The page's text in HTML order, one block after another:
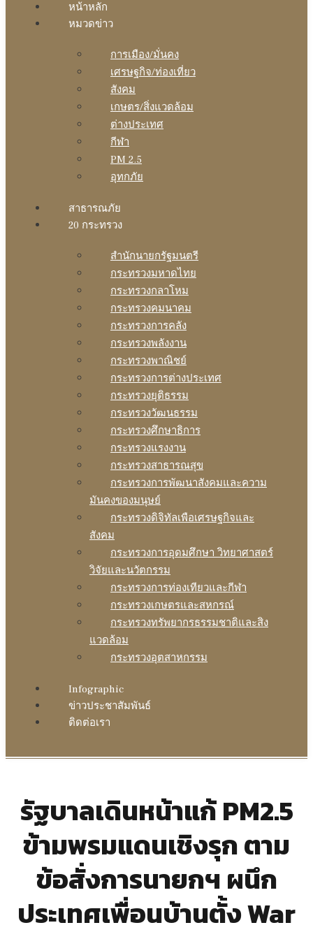
หน้าหลัก
หมวดข่าว
การเมือง/มั่นคง
เศรษฐกิจ/ท่องเที่ยว
สังคม
เกษตร/สิ่งแวดล้อม
ต่างประเทศ
กีฬา
PM 2.5
อุทกภัย
สาธารณภัย
20 กระทรวง
สํานักนายกรัฐมนตรี
กระทรวงมหาดไทย
กระทรวงกลาโหม
กระทรวงคมนาคม
กระทรวงการคลัง
กระทรวงพลังงาน
กระทรวงพาณิชย์
กระทรวงการต่างประเทศ
กระทรวงยุติธรรม
กระทรวงวัฒนธรรม
กระทรวงศึกษาธิการ
กระทรวงแรงงาน
กระทรวงสาธารณสุข
กระทรวงการพัฒนาสังคมและความ
มันคงของมนุษย์
กระทรวงดิจิทัลเพือเศรษฐกิจและ
สังคม
กระทรวงการอุดมศึกษา วิทยาศาสตร์
วิจัยและนวัตกรรม
กระทรวงการท่องเทียวและกีฬา
กระทรวงเกษตรและสหกรณ์
กระทรวงทรัพยากรธรรมชาติและสิง
แวดล้อม
กระทรวงอุตสาหกรรม
Infographic
ข่าวประชาสัมพันธ์
ติดต่อเรา
รัฐบาลเดินหน้าแก้ PM2.5
ข้ามพรมแดนเชิงรุก ตาม
ข้อสั่งการนายกฯ ผนึก
ประเทศเพื่อนบ้านตั้ง War